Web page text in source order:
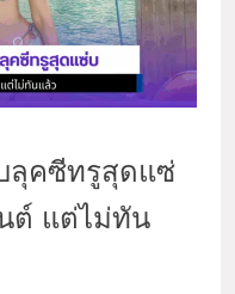
ลุคซีทรูสุดแซ่
ต์ แต่ไม่ทัน